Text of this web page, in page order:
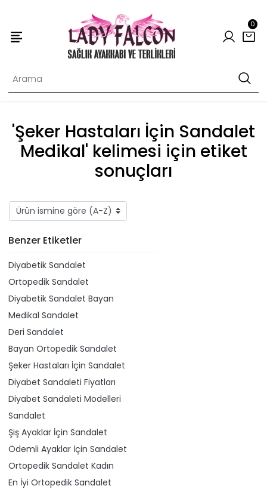
0
'Şeker Hastaları İçin Sandalet
Medikal' kelimesi için etiket
sonuçları
Benzer Etiketler
Diyabetik Sandalet
Ortopedik Sandalet
Diyabetik Sandalet Bayan
Medikal Sandalet
Deri Sandalet
Bayan Ortopedik Sandalet
Şeker Hastaları İçin Sandalet
Diyabet Sandaleti Fiyatları
Diyabet Sandaleti Modelleri
Sandalet
Şiş Ayaklar İçin Sandalet
Ödemli Ayaklar İçin Sandalet
Ortopedik Sandalet Kadın
En İyi Ortopedik Sandalet